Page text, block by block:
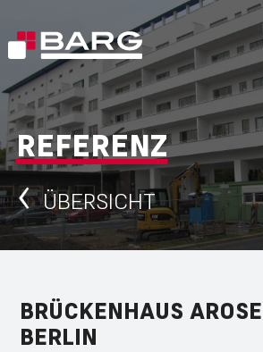
REFERENZ
ÜBERSICHT
BRÜCKENHAUS
BERLIN